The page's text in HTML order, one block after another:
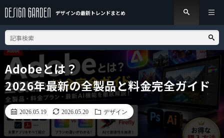
デザインの最新トレンドまとめ
Adobeとは？
2026年最新の全製品と料金完全ガイド
2026.05.19 2026.05.20 デザイン